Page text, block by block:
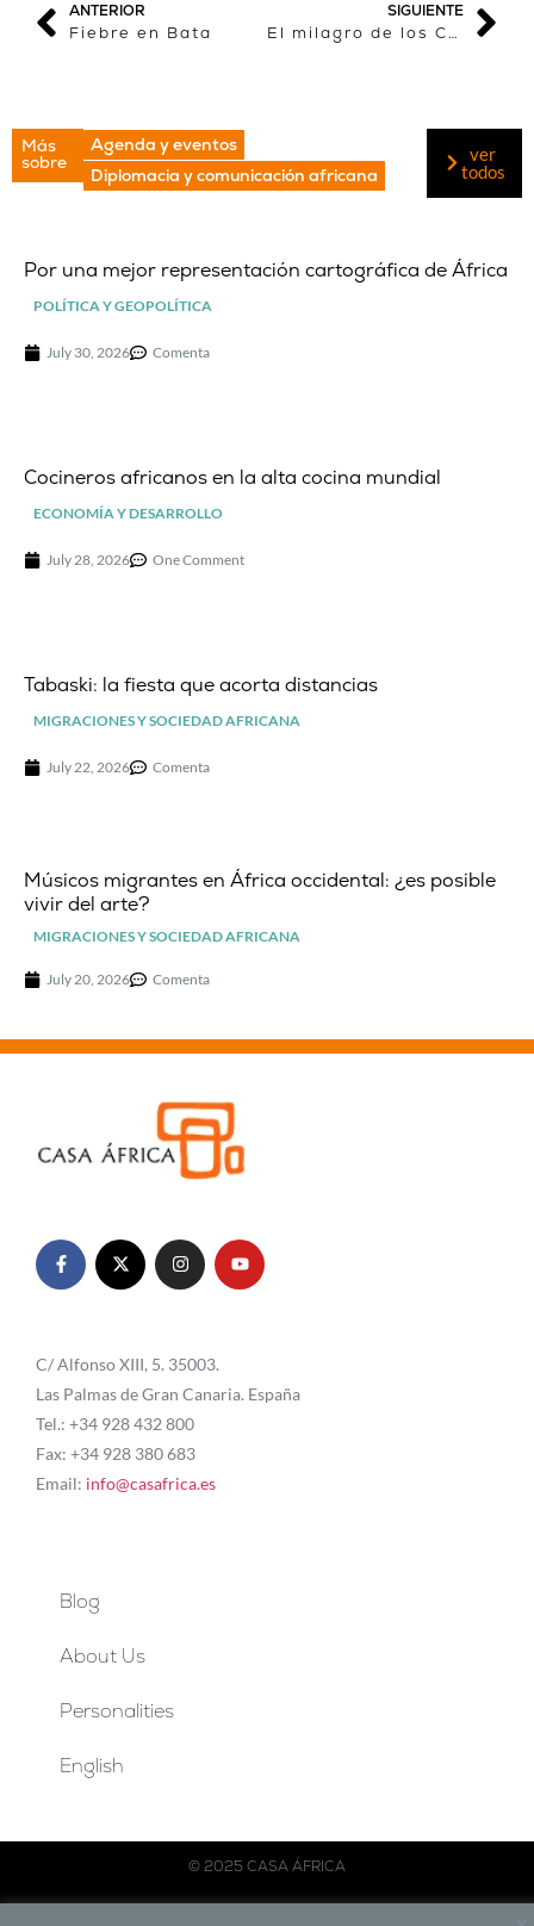
ANTERIOR
Fiebre en Bata
SIGUIENTE
El milagro de los Chipolopolo
Más
sobre
Agenda y eventos
Diplomacia y comunicación africana
ver
todos
Por una mejor representación cartográfica de África
POLÍTICA Y GEOPOLÍTICA
July 30, 2026 Comenta
Cocineros africanos en la alta cocina mundial
ECONOMÍA Y DESARROLLO
July 28, 2026 One Comment
Tabaski: la fiesta que acorta distancias
MIGRACIONES Y SOCIEDAD AFRICANA
July 22, 2026 Comenta
Músicos migrantes en África occidental: ¿es posible
vivir del arte?
MIGRACIONES Y SOCIEDAD AFRICANA
July 20, 2026 Comenta
C/ Alfonso XIII, 5. 35003.
Las Palmas de Gran Canaria. España
Tel.: +34 928 432 800
Fax: +34 928 380 683
Email: info@casafrica.es
Blog
About Us
Personalities
English
© 2025 CASA ÁFRICA